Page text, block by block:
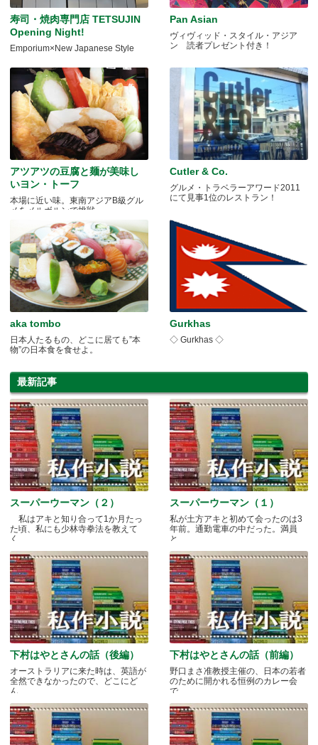
寿司・焼肉専門店 TETSUJIN
Opening Night!
Emporium×New Japanese Style
Pan Asian
ヴィヴィッド・スタイル・アジア
ン 読者プレゼント付き！
アツアツの豆腐と麺が美味し
いヨン・トーフ
本場に近い味。東南アジアB級グル
メをメルボルンで挑戦。
Cutler & Co.
グルメ・トラベラーアワード2011
にて見事1位のレストラン！
aka tombo
日本人たるもの、どこに居ても”本
物”の日本食を食せよ。
Gurkhas
◇ Gurkhas ◇
最新記事
スーパーウーマン（２）
私はアキと知り合って1か月たっ
た頃、私にも少林寺拳法を教えて
く.....
スーパーウーマン（１）
私が土方アキと初めて会ったのは3
年前。通勤電車の中だった。満員
と.....
下村はやとさんの話（後編）
オーストラリアに来た時は、英語が
全然できなかったので、どこにど
ん.....
下村はやとさんの話（前編）
野口まさ准教授主催の、日本の若者
のために開かれる恒例のカレー会
で.....